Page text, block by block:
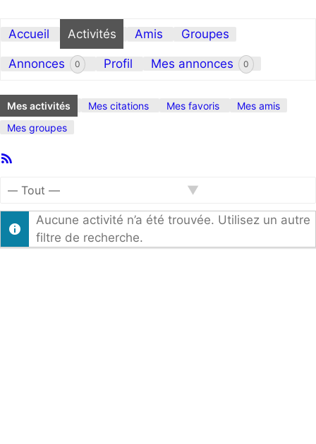
Accueil Activités Amis Groupes
Annonces 0 Profil Mes annonces 0
Mes activités Mes citations Mes favoris
Mes amis
Mes groupes
du
membre
par
activité:
Aucune activité n’a été trouvée. Utilisez un autre
filtre de recherche.